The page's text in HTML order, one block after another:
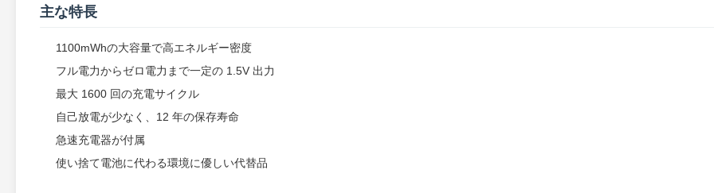
主な特長
1100mWhの大容量で高エネルギー密度
フル電力からゼロ電力まで一定の 1.5V 出力
最大 1600 回の充電サイクル
自己放電が少なく、12 年の保存寿命
急速充電器が付属
使い捨て電池に代わる環境に優しい代替品